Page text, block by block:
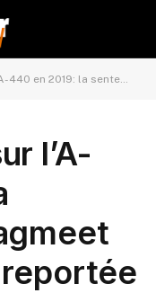
de Jagmeet Grewal encore reportée
l’A-